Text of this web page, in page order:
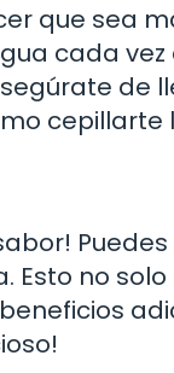
que sea
cada
de
cepillarte
Esto no